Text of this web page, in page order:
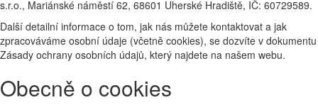
s.r.o., Mariánské náměstí 62, 68601 Uherské Hradiště, IČ: 60729589.
Další detailní informace o tom, jak nás můžete kontaktovat a jak
zpracováváme osobní údaje (včetně cookies), se dozvíte v dokumentu
Zásady ochrany osobních údajů, který najdete na našem webu.
Obecně o cookies